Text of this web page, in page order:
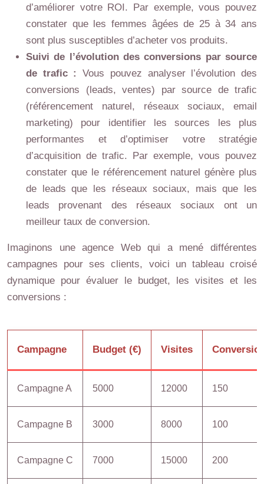
d’améliorer votre ROI. Par exemple, vous pouvez
constater que les femmes âgées de 25 à 34 ans
sont plus susceptibles d’acheter vos produits.
Suivi de l’évolution des conversions par source
de trafic :Vous pouvez analyser l’évolution des
conversions (leads, ventes) par source de trafic
(référencement naturel, réseaux sociaux, email
marketing) pour identifier les sources les plus
performantes et d’optimiser votre stratégie
d’acquisition de trafic. Par exemple, vous pouvez
constater que le référencement naturel génère plus
de leads que les réseaux sociaux, mais que les
leads provenant des réseaux sociaux ont un
meilleur taux de conversion.
Imaginons une agence Web qui a mené différentes
campagnes pour ses clients, voici un tableau croisé
dynamique pour évaluer le budget, les visites et les
conversions :
Campagne Budget (€) Visites
Campagne A 5000 12000 150
Campagne B 3000 8000 100
Campagne C 7000 15000 200